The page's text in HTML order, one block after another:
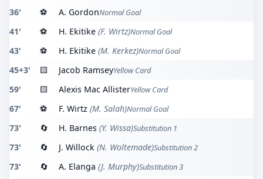
36' ⚽ A. GordonNormal Goal
41' ⚽ H. Ekitike (F. Wirtz)Normal Goal
43' ⚽ H. Ekitike (M. Kerkez)Normal Goal
45+3' 🟨 Jacob RamseyYellow Card
59' 🟨 Alexis Mac AllisterYellow Card
67' ⚽ F. Wirtz (M. Salah)Normal Goal
73' 🔄 H. Barnes (Y. Wissa)Substitution 1
73' 🔄 J. Willock (N. Woltemade)Substitution 2
73' 🔄 A. Elanga (J. Murphy)Substitution 3